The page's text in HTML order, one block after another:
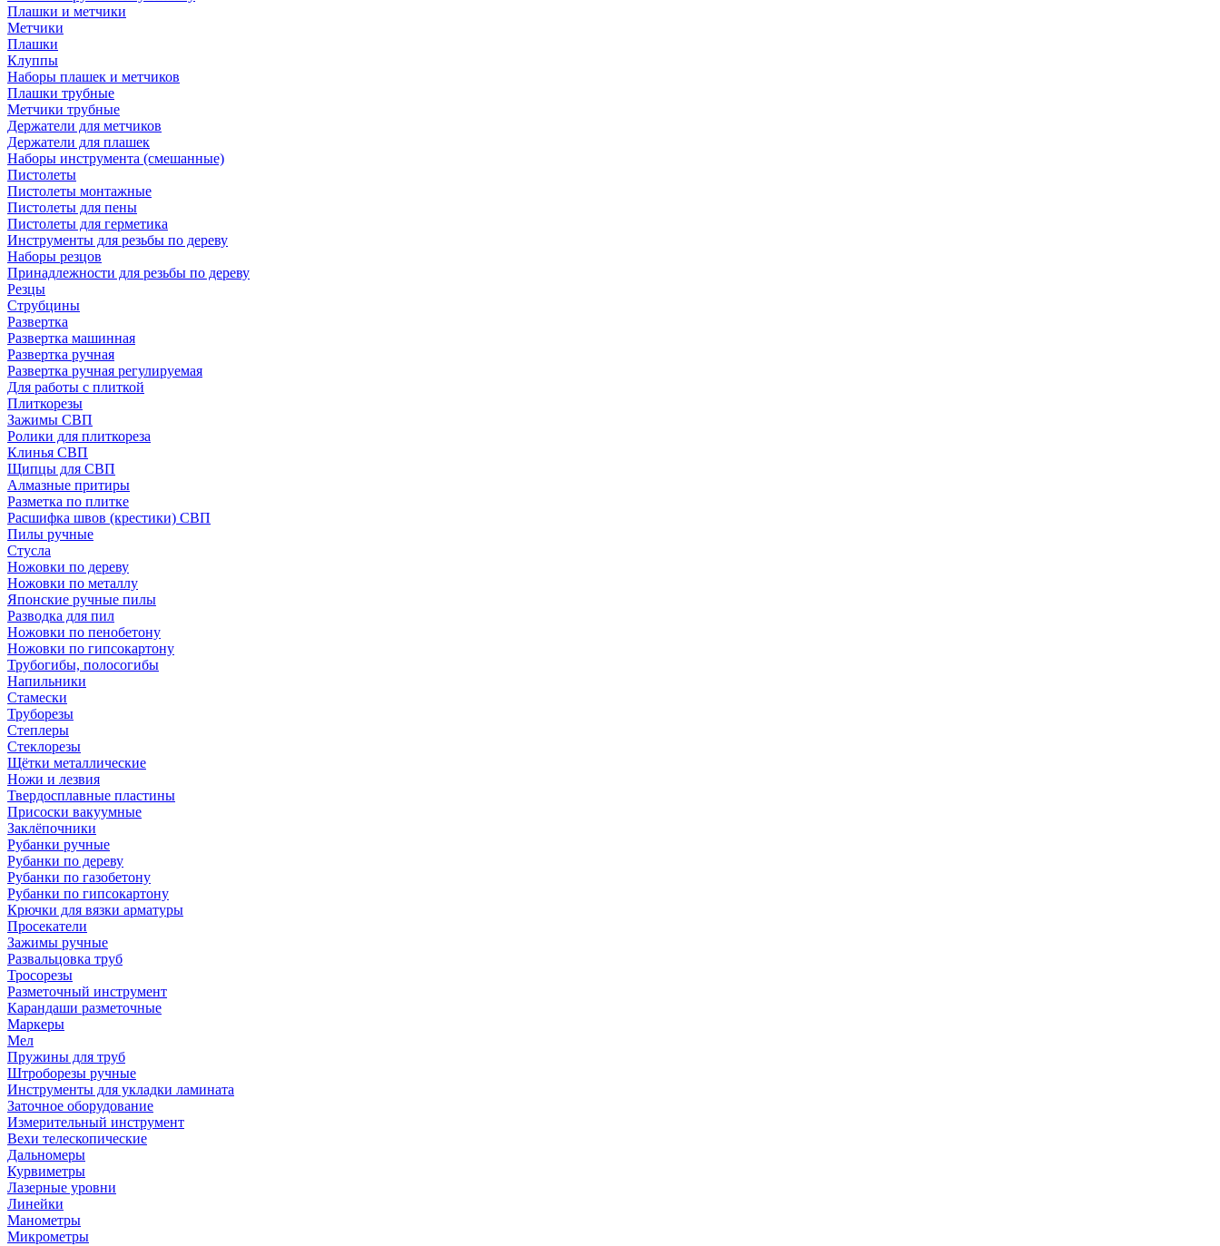
Плашки и метчики
Метчики
Плашки
Клуппы
Наборы плашек и метчиков
Плашки трубные
Метчики трубные
Держатели для метчиков
Держатели для плашек
Наборы инструмента (смешанные)
Пистолеты
Пистолеты монтажные
Пистолеты для пены
Пистолеты для герметика
Инструменты для резьбы по дереву
Наборы резцов
Принадлежности для резьбы по дереву
Резцы
Струбцины
Развертка
Развертка машинная
Развертка ручная
Развертка ручная регулируемая
Для работы с плиткой
Плиткорезы
Зажимы СВП
Ролики для плиткореза
Клинья СВП
Щипцы для СВП
Алмазные притиры
Разметка по плитке
Расшифка швов (крестики) СВП
Пилы ручные
Стусла
Ножовки по дереву
Ножовки по металлу
Японские ручные пилы
Разводка для пил
Ножовки по пенобетону
Ножовки по гипсокартону
Трубогибы, полосогибы
Напильники
Стамески
Труборезы
Степлеры
Стеклорезы
Щётки металлические
Ножи и лезвия
Твердосплавные пластины
Присоски вакуумные
Заклёпочники
Рубанки ручные
Рубанки по дереву
Рубанки по газобетону
Рубанки по гипсокартону
Крючки для вязки арматуры
Просекатели
Зажимы ручные
Развальцовка труб
Тросорезы
Разметочный инструмент
Карандаши разметочные
Маркеры
Мел
Пружины для труб
Штроборезы ручные
Инструменты для укладки ламината
Заточное оборудование
Измерительный инструмент
Вехи телескопические
Дальномеры
Курвиметры
Лазерные уровни
Линейки
Манометры
Микрометры